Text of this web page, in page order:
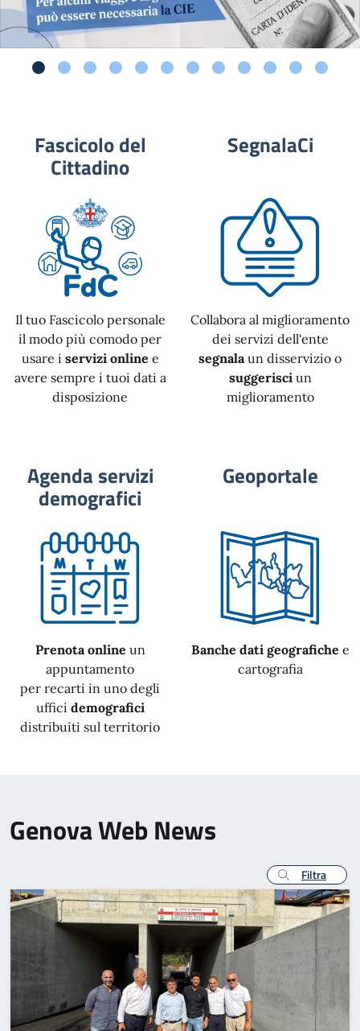
Fascicolo del
Cittadino
Il tuo Fascicolo personale
il modo più comodo per
usare i servizi online e
avere sempre i tuoi dati a
disposizione
SegnalaCi
Collabora al miglioramento
dei servizi dell'ente
segnala un disservizio o
suggerisciun
miglioramento
Agenda servizi
demografici
Prenota online un
appuntamento
per recarti in uno degli
uffici demografici
distribuiti sul territorio
Geoportale
Banche dati geografiche e
cartografia
Genova Web News
Filtra